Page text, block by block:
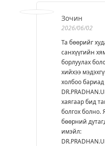
Зочин
2026/06/02
Та бөөрийг
санхүүгийн
борлуулах
хийхээ
холбоо бариад
хаягаар бид
болгох болно.
бөөрний
имэйл: